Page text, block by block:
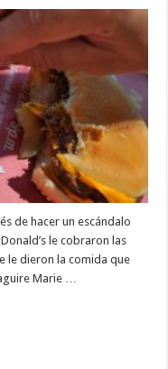
de hacer un escándalo
le cobraron las
le dieron la comida que
Marie …